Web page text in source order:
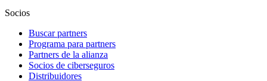
Socios
Buscar partners
Programa para partners
Partners de la alianza
Socios de ciberseguros
Distribuidores